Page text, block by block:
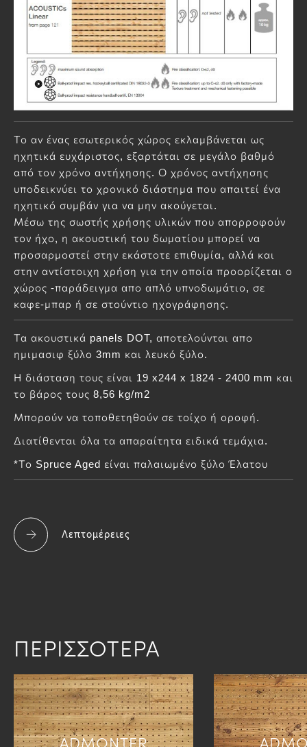
Το αν ένας εσωτερικός χώρος εκλαμβάνεται ως
ηχητικά ευχάριστος, εξαρτάται σε μεγάλο βαθμό
από τον χρόνο αντήχησης. Ο χρόνος αντήχησης
υποδεικνύει το χρονικό διάστημα που απαιτεί ένα
ηχητικό συμβάν για να μην ακούγεται.
Μέσω της σωστής χρήσης υλικών που απορροφούν
τον ήχο, η ακουστική του δωματίου μπορεί να
προσαρμοστεί στην εκάστοτε επιθυμία, αλλά και
στην αντίστοιχη χρήση για την οποία προορίζεται ο
χώρος -παράδειγμα απο απλό υπνοδωμάτιο, σε
καφε-μπαρ ή σε στούντιο ηχογράφησης.
Τα ακουστικά panels DOT, αποτελούνται απο
ημιμασιφ ξύλο 3mm και λευκό ξύλο.
Η διάσταση τους είναι 19 x244 x 1824 - 2400 mm και
το βάρος τους 8,56 kg/m2
Μπορούν να τοποθετηθούν σε τοίχο ή οροφή.
Διατίθενται όλα τα απαραίτητα ειδικά τεμάχια.
*Το Spruce Aged είναι παλαιωμένο ξύλο Έλατου
Λεπτομέρειες
ΠΕΡΙΣΣΟΤΕΡΑ
ADMONTER